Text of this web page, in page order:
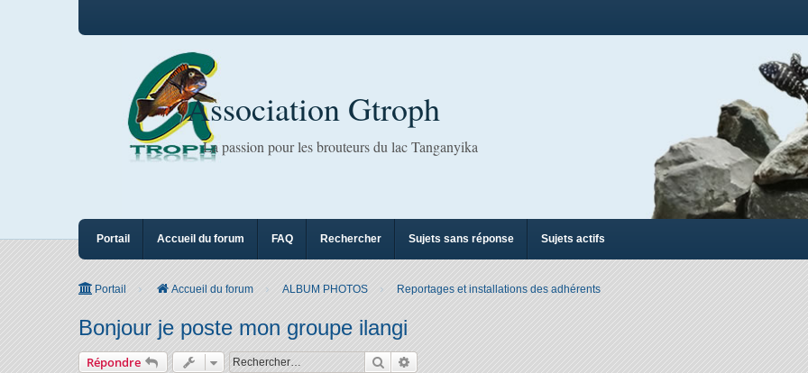
Association Gtroph
La passion pour les brouteurs du lac Tanganyika
Portail Accueil du forum FAQ Rechercher Sujets sans réponse Sujets actifs
Portail Accueil du forum ALBUM PHOTOS Reportages et installations des adhérents
Bonjour je poste mon groupe ilangi
Répondre Rechercher